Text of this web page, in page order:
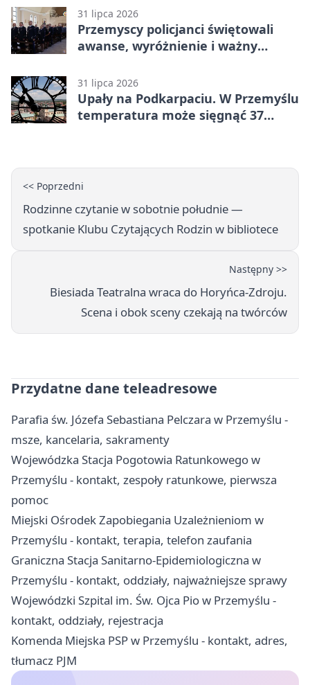
31 lipca 2026
Przemyscy policjanci świętowali
awanse, wyróżnienie i ważny
31 lipca 2026
Upały na Podkarpaciu. W Przemyślu
temperatura może sięgnąć 37
<< Poprzedni
Rodzinne czytanie w sobotnie południe —
spotkanie Klubu Czytających Rodzin w bibliotece
Następny >>
Biesiada Teatralna wraca do Horyńca-Zdroju.
Scena i obok sceny czekają na twórców
Przydatne dane teleadresowe
Parafia św. Józefa Sebastiana Pelczara w Przemyślu -
msze, kancelaria, sakramenty
Wojewódzka Stacja Pogotowia Ratunkowego w
Przemyślu - kontakt, zespoły ratunkowe, pierwsza
pomoc
Miejski Ośrodek Zapobiegania Uzależnieniom w
Przemyślu - kontakt, terapia, telefon zaufania
Graniczna Stacja Sanitarno-Epidemiologiczna w
Przemyślu - kontakt, oddziały, najważniejsze sprawy
Wojewódzki Szpital im. Św. Ojca Pio w Przemyślu -
kontakt, oddziały, rejestracja
Komenda Miejska PSP w Przemyślu - kontakt, adres,
tłumacz PJM